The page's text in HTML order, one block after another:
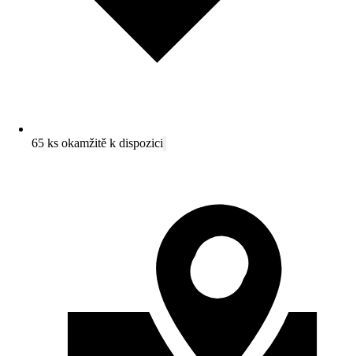
65 ks okamžitě k dispozici